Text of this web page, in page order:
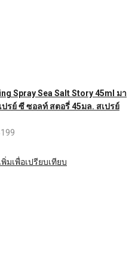
Spray Sea Salt Story 45ml มา
รย์ ซี ซอลท์ สตอรี่ 45มล. สเปรย์
พิ่มเพื่อเปรียบเทียบ